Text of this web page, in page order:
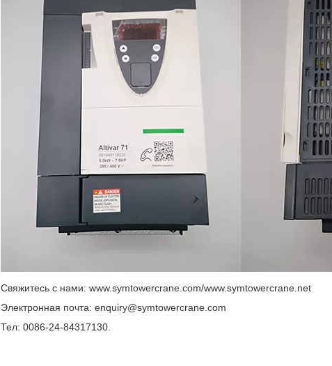
Свяжитесь с нами: www.symtowercrane.com/www.symtowercrane.net
Электронная почта: enquiry@symtowercrane.com
Тел: 0086-24-84317130.